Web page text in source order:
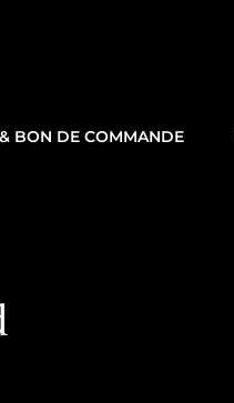
BON DE COMMANDE